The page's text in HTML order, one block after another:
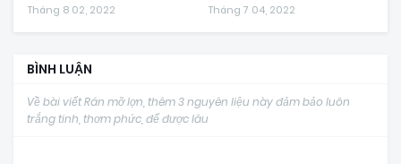
Tháng 8 02, 2022 Tháng 7 04, 2022
BÌNH LUẬN
Về bài viết Rán mỡ lợn, thêm 3 nguyên liệu này đảm bảo luôn
trắng tinh, thơm phức, để được lâu